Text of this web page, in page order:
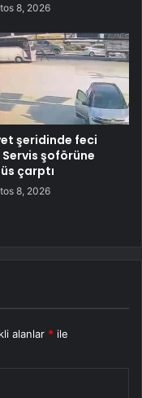
8, 2026
şeridinde feci
şoförüne
çarptı
8, 2026
alanlar * ile